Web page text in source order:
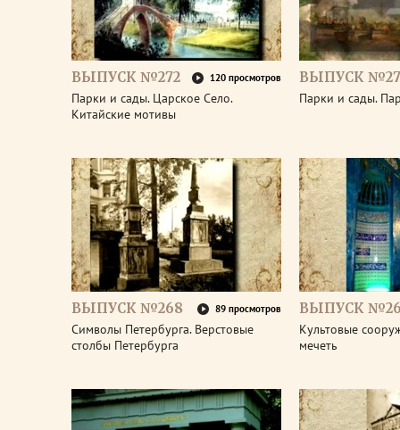
ВЫПУСК №272 120 просмотров
Парки и сады. Царское Село.
Китайские мотивы
ВЫПУСК
Парки и сады.
ВЫПУСК №268 89 просмотров
Символы Петербурга. Верстовые
столбы Петербурга
ВЫПУСК
Культовые
мечеть